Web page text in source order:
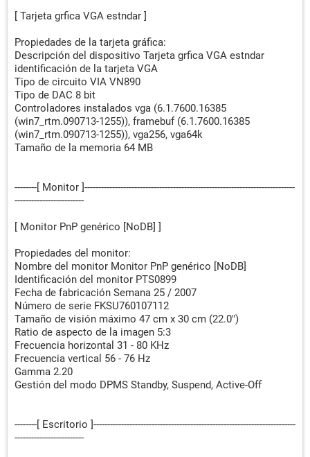
[ Tarjeta grfica VGA estndar ]
Propiedades de la tarjeta gráfica:
Descripción del dispositivo Tarjeta grfica VGA estndar
identificación de la tarjeta VGA
Tipo de circuito VIA VN890
Tipo de DAC 8 bit
Controladores instalados vga (6.1.7600.16385
(win7_rtm.090713-1255)), framebuf (6.1.7600.16385
(win7_rtm.090713-1255)), vga256, vga64k
Tamaño de la memoria 64 MB
--------[ Monitor ]----------------------------------------------------------------------------
-------------------------
[ Monitor PnP genérico [NoDB] ]
Propiedades del monitor:
Nombre del monitor Monitor PnP genérico [NoDB]
Identificación del monitor PTS0899
Fecha de fabricación Semana 25 / 2007
Número de serie FKSU760107112
Tamaño de visión máximo 47 cm x 30 cm (22.0")
Ratio de aspecto de la imagen 5:3
Frecuencia horizontal 31 - 80 KHz
Frecuencia vertical 56 - 76 Hz
Gamma 2.20
Gestión del modo DPMS Standby, Suspend, Active-Off
--------[ Escritorio ]-------------------------------------------------------------------------
-------------------------